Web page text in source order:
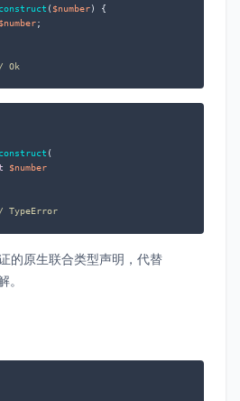
( $number)
{
$number;
Ok
(
$number
TypeError
的原生联合类型声明，代替